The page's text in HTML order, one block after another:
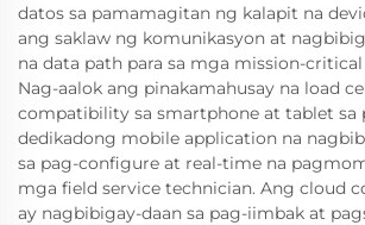
datos sa pamamagitan ng kalapit na
ang saklaw ng komunikasyon at
na data path para sa mga mission-critical
Nag-aalok ang pinakamahusay na load
compatibility sa smartphone at tablet sa
dedikadong mobile application na
sa pag-configure at real-time na
mga field service technician. Ang cloud
ay nagbibigay-daan sa pag-iimbak at